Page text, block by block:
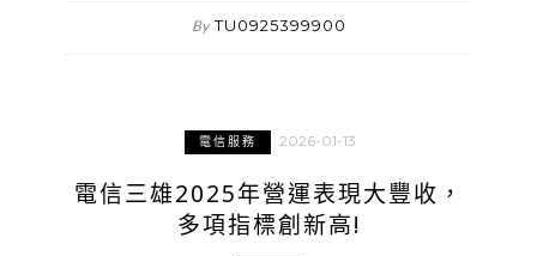
By TU0925399900
電信服務 2026-01-13
電信三雄2025年營運表現大豐收，
多項指標創新高!